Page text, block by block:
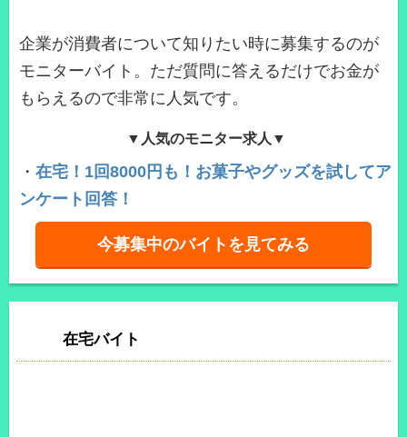
企業が消費者について知りたい時に募集するのが
モニターバイト。ただ質問に答えるだけでお金が
もらえるので非常に人気です。
▼人気のモニター求人▼
・ 在宅！1回8000円も！お菓子やグッズを試してア
ンケート回答！
今募集中のバイトを見てみる
在宅バイト